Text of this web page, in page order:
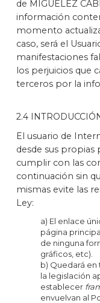
de MIGUÉLEZ
información
momento
caso, será el
manifestaciones
los perjuicios que
terceros por la
2.4
El usuario de
desde sus propias
cumplir con las
continuación sin
mismas evite las
Ley:
a) El enlace
página
de ninguna
gráficos, etc).
b) Quedará
la legislación
establecer
envuelvan al